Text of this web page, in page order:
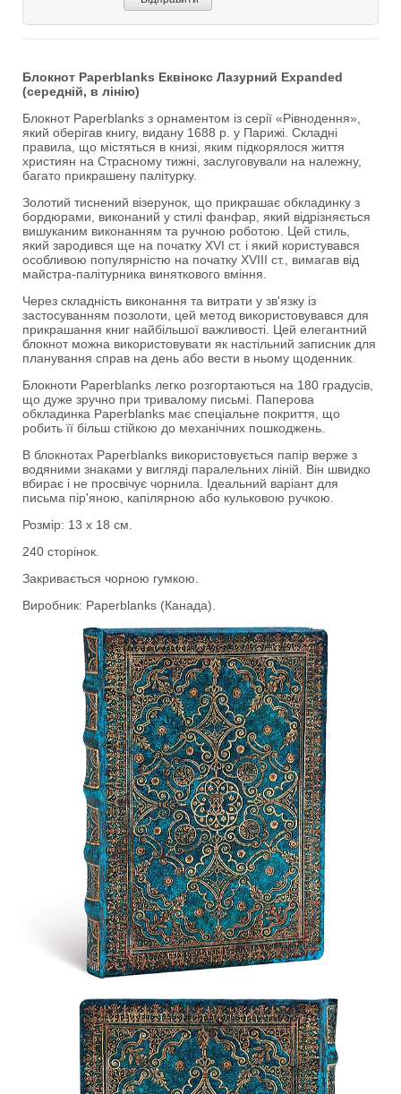
Блокнот Paperblanks Еквінокс Лазурний Expanded
(середній, в лінію)
Блокнот Paperblanks з орнаментом із серії «Рівнодення»,
який оберігав книгу, видану 1688 р. у Парижі. Складні
правила, що містяться в книзі, яким підкорялося життя
християн на Страсному тижні, заслуговували на належну,
багато прикрашену палітурку.
Золотий тиснений візерунок, що прикрашає обкладинку з
бордюрами, виконаний у стилі фанфар, який відрізняється
вишуканим виконанням та ручною роботою. Цей стиль,
який зародився ще на початку XVI ст. і який користувався
особливою популярністю на початку XVIII ст., вимагав від
майстра-палітурника виняткового вміння.
Через складність виконання та витрати у зв'язку із
застосуванням позолоти, цей метод використовувався для
прикрашання книг найбільшої важливості. Цей елегантний
блокнот можна використовувати як настільний записник для
планування справ на день або вести в ньому щоденник.
Блокноти Paperblanks легко розгортаються на 180 градусів,
що дуже зручно при тривалому письмі. Паперова
обкладинка Paperblanks має спеціальне покриття, що
робить її більш стійкою до механічних пошкоджень.
В блокнотах Paperblanks використовується папір верже з
водяними знаками у вигляді паралельних ліній. Він швидко
вбирає і не просвічує чорнила. Ідеальний варіант для
письма пір'яною, капілярною або кульковою ручкою.
Розмір: 13 х 18 см.
240 сторінок.
Закривається чорною гумкою.
Виробник: Paperblanks (Канада).